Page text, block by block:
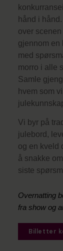
hånd i hånd.
over
gjennom en
med
morro i alle
Samle
hvem som
Vi byr på
julebord,
og en kveld
å snakke
siste
Overnatting
fra show og
Billetter